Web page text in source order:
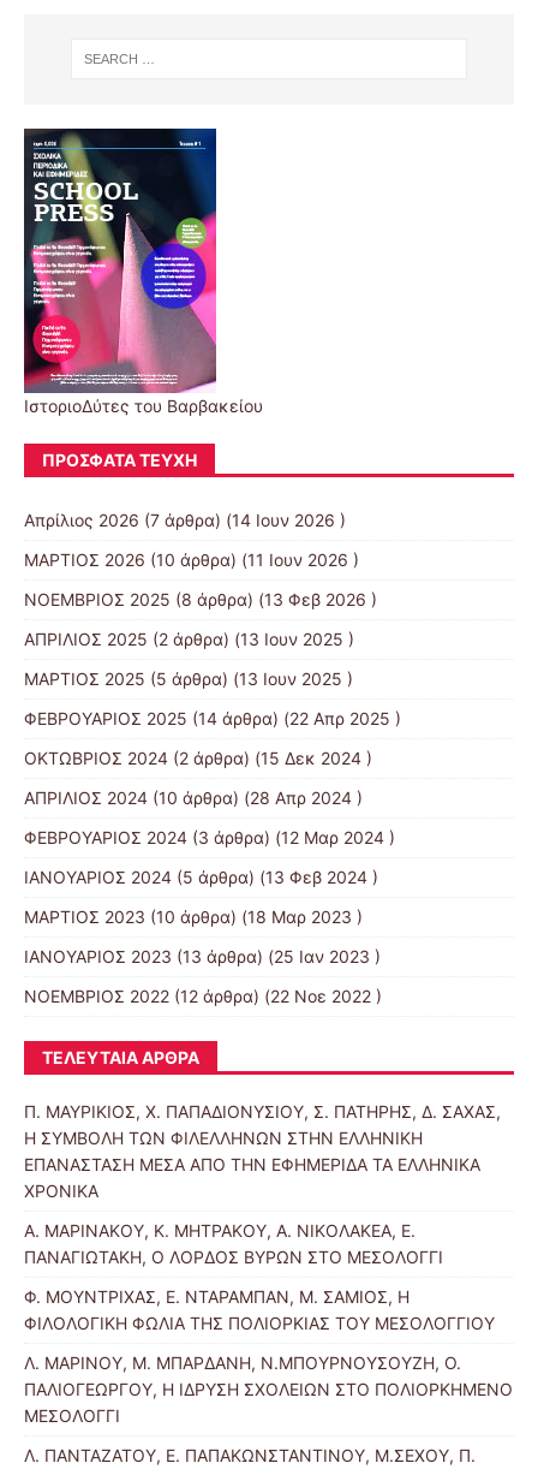
ΙστοριοΔύτες του Βαρβακείου
ΠΡΌΣΦΑΤΑ ΤΕΎΧΗ
Απρίλιος 2026 (7 άρθρα) (14 Ιουν 2026 )
ΜΑΡΤΙΟΣ 2026 (10 άρθρα) (11 Ιουν 2026 )
ΝΟΕΜΒΡΙΟΣ 2025 (8 άρθρα) (13 Φεβ 2026 )
ΑΠΡΙΛΙΟΣ 2025 (2 άρθρα) (13 Ιουν 2025 )
ΜΑΡΤΙΟΣ 2025 (5 άρθρα) (13 Ιουν 2025 )
ΦΕΒΡΟΥΑΡΙΟΣ 2025 (14 άρθρα) (22 Απρ 2025 )
ΟΚΤΩΒΡΙΟΣ 2024 (2 άρθρα) (15 Δεκ 2024 )
ΑΠΡΙΛΙΟΣ 2024 (10 άρθρα) (28 Απρ 2024 )
ΦΕΒΡΟΥΑΡΙΟΣ 2024 (3 άρθρα) (12 Μαρ 2024 )
ΙΑΝΟΥΑΡΙΟΣ 2024 (5 άρθρα) (13 Φεβ 2024 )
ΜΑΡΤΙΟΣ 2023 (10 άρθρα) (18 Μαρ 2023 )
ΙΑΝΟΥΑΡΙΟΣ 2023 (13 άρθρα) (25 Ιαν 2023 )
ΝΟΕΜΒΡΙΟΣ 2022 (12 άρθρα) (22 Νοε 2022 )
ΤΕΛΕΥΤΑΊΑ ΆΡΘΡΑ
Π. ΜΑΥΡΙΚΙΟΣ, Χ. ΠΑΠΑΔΙΟΝΥΣΙΟΥ, Σ. ΠΑΤΗΡΗΣ, Δ. ΣΑΧΑΣ,
Η ΣΥΜΒΟΛΗ ΤΩΝ ΦΙΛΕΛΛΗΝΩΝ ΣΤΗΝ ΕΛΛΗΝΙΚΗ
ΕΠΑΝΑΣΤΑΣΗ ΜΕΣΑ ΑΠΟ ΤΗΝ ΕΦΗΜΕΡΙΔΑ ΤΑ ΕΛΛΗΝΙΚΑ
ΧΡΟΝΙΚΑ
Α. ΜΑΡΙΝΑΚΟΥ, Κ. ΜΗΤΡΑΚΟΥ, Α. ΝΙΚΟΛΑΚΕΑ, Ε.
ΠΑΝΑΓΙΩΤΑΚΗ, Ο ΛΟΡΔΟΣ ΒΥΡΩΝ ΣΤΟ ΜΕΣΟΛΟΓΓΙ
Φ. ΜΟΥΝΤΡΙΧΑΣ, Ε. ΝΤΑΡΑΜΠΑΝ, Μ. ΣΑΜΙΟΣ, Η
ΦΙΛΟΛΟΓΙΚΗ ΦΩΛΙΑ ΤΗΣ ΠΟΛΙΟΡΚΙΑΣ ΤΟΥ ΜΕΣΟΛΟΓΓΙΟΥ
Λ. ΜΑΡΙΝΟΥ, Μ. ΜΠΑΡΔΑΝΗ, Ν.ΜΠΟΥΡΝΟΥΣΟΥΖΗ, Ο.
ΠΑΛΙΟΓΕΩΡΓΟΥ, Η ΙΔΡΥΣΗ ΣΧΟΛΕΙΩΝ ΣΤΟ ΠΟΛΙΟΡΚΗΜΕΝΟ
ΜΕΣΟΛΟΓΓΙ
Λ. ΠΑΝΤΑΖΑΤΟΥ, Ε. ΠΑΠΑΚΩΝΣΤΑΝΤΙΝΟΥ, Μ.ΣΕΧΟΥ, Π.